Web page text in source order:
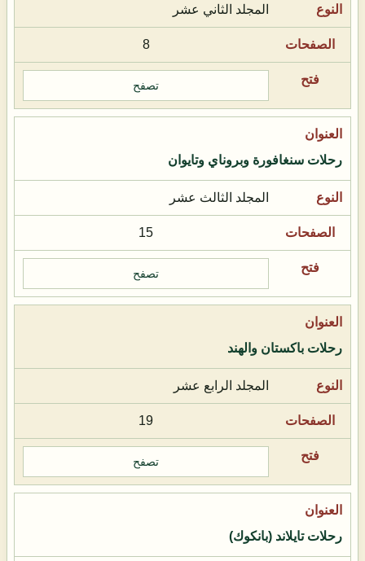
المجلد الثاني عشر
8
تصفح
رحلات سنغافورة وبروناي وتايوان
المجلد الثالث عشر
15
تصفح
رحلات باكستان والهند
المجلد الرابع عشر
19
تصفح
رحلات تايلاند (بانكوك)